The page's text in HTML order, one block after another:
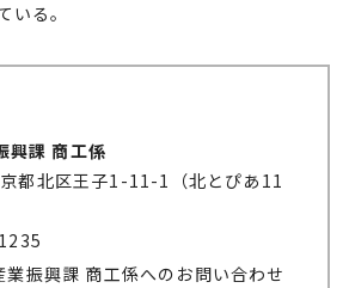
いる。
興課 商工係
都北区王子1-11-1（北とぴあ11
業振興課 商工係へのお問い合わせ